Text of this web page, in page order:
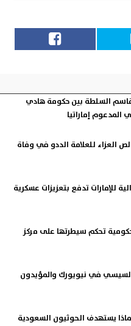
السلطة بين حكومة هادي
المدعوم إماراتيا
العزاء للعلامة الددو في وفاة
للإمارات تدفع بتعزيزات عسكرية
تحكم سيطرتها على مركز
في نيويورك والمؤيدون
يستهدف الحوثيون السعودية